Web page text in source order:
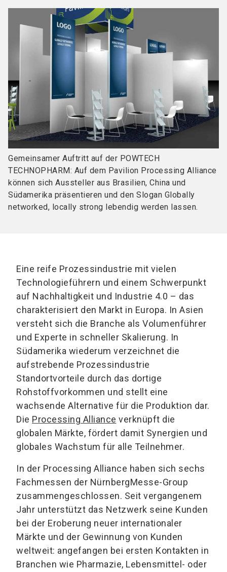
Gemeinsamer Auftritt auf der POWTECH
TECHNOPHARM: Auf dem Pavilion Processing Alliance
können sich Aussteller aus Brasilien, China und
Südamerika präsentieren und den Slogan Globally
networked, locally strong lebendig werden lassen.
Eine reife Prozessindustrie mit vielen
Technologieführern und einem Schwerpunkt
auf Nachhaltigkeit und Industrie 4.0 – das
charakterisiert den Markt in Europa. In Asien
versteht sich die Branche als Volumenführer
und Experte in schneller Skalierung. In
Südamerika wiederum verzeichnet die
aufstrebende Prozessindustrie
Standortvorteile durch das dortige
Rohstoffvorkommen und stellt eine
wachsende Alternative für die Produktion dar.
Die Processing Alliance verknüpft die
globalen Märkte, fördert damit Synergien und
globales Wachstum für alle Teilnehmer.
In der Processing Alliance haben sich sechs
Fachmessen der NürnbergMesse-Group
zusammengeschlossen. Seit vergangenem
Jahr unterstützt das Netzwerk seine Kunden
bei der Eroberung neuer internationaler
Märkte und der Gewinnung von Kunden
weltweit: angefangen bei ersten Kontakten in
Branchen wie Pharmazie, Lebensmittel- oder